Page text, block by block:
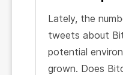
Lately, the
tweets about
potential
grown. Does